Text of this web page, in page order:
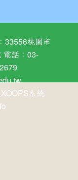
33556桃園市
電話：03-
系統